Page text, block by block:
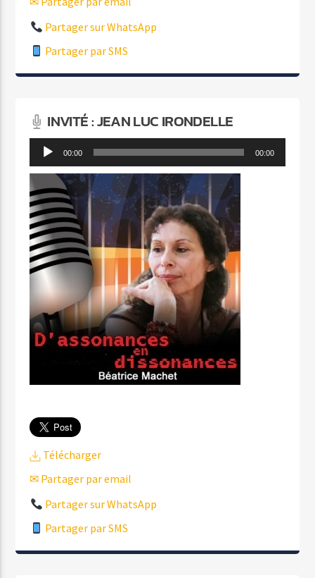
Partager sur WhatsApp
Partager par SMS
INVITÉ : JEAN LUC IRONDELLE
Lecteur
audio
00:00 00:00
Télécharger
✉ Partager par email
Partager sur WhatsApp
Partager par SMS